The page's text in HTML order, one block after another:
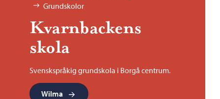
Grundskolor
Kvarnbackens
skola
Svenskspråkig grundskola i Borgå centrum.
Wilma